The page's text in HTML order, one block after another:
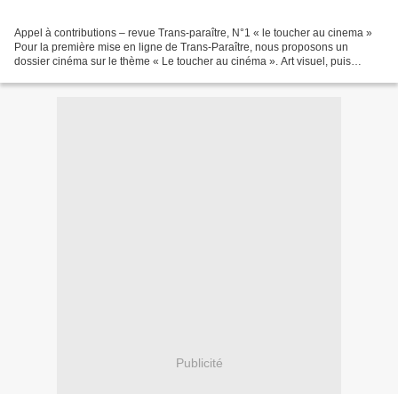
Appel à contributions – revue Trans-paraître, N°1 « le toucher au cinema »
Pour la première mise en ligne de Trans-Paraître, nous proposons un
dossier cinéma sur le thème « Le toucher au cinéma ». Art visuel, puis
Publicité